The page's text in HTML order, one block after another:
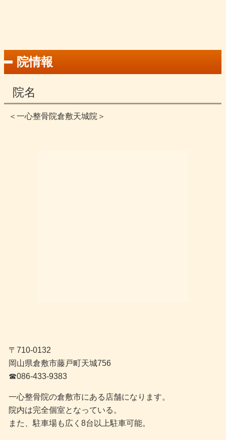
院情報
院名
＜一心整骨院倉敷天城院＞
〒710-0132
岡山県倉敷市藤戸町天城756
☎︎086-433-9383
一心整骨院の倉敷市にある店舗になります。
院内は完全個室となっている。
また、駐車場も広く8台以上駐車可能。